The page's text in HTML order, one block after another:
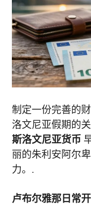
制定一份完善的
洛文尼亚假期的
斯洛文尼亚货币
丽的朱利安阿尔
力。.
卢布尔雅那日常